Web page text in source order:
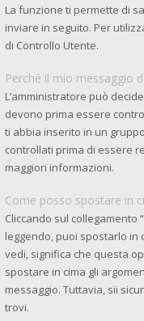
La funzione ti permette di
inviare in seguito. Per
di Controllo Utente.
Perché il mio messaggio
L’amministratore può
devono prima essere
ti abbia inserito in un
controllati prima di essere
maggiori informazioni.
Come posso spostare in
Cliccando sul collegamento
leggendo, puoi spostarlo in
vedi, significa che questa
spostare in cima gli
messaggio. Tuttavia, sii
trovi.